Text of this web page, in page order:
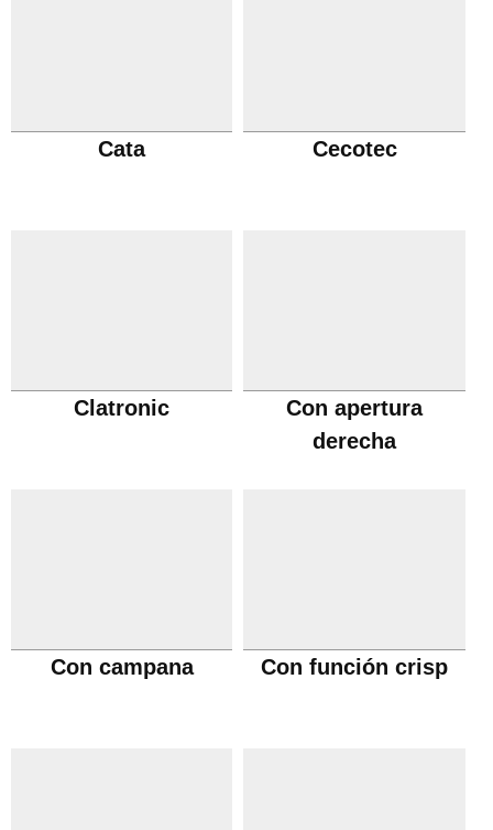
Cata Cecotec
Clatronic
Con apertura
derecha
Con campana Con función crisp